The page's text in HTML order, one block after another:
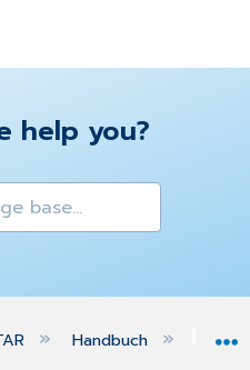
help you?
hierarchy
Handbuch